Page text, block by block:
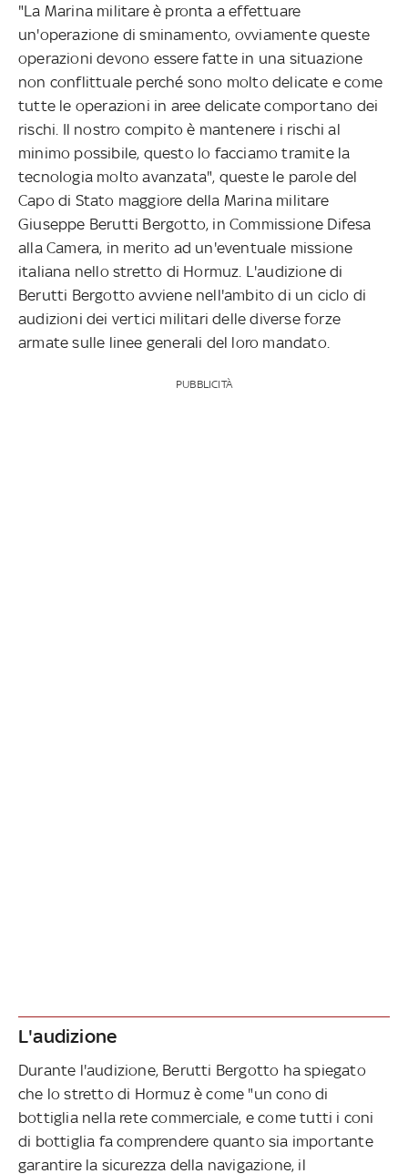
"La Marina militare è pronta a effettuare
un'operazione di sminamento, ovviamente queste
operazioni devono essere fatte in una situazione
non conflittuale perché sono molto delicate e come
tutte le operazioni in aree delicate comportano dei
rischi. Il nostro compito è mantenere i rischi al
minimo possibile, questo lo facciamo tramite la
tecnologia molto avanzata", queste le parole del
Capo di Stato maggiore della Marina militare
Giuseppe Berutti Bergotto, in Commissione Difesa
alla Camera, in merito ad un'eventuale missione
italiana nello stretto di Hormuz. L'audizione di
Berutti Bergotto avviene nell'ambito di un ciclo di
audizioni dei vertici militari delle diverse forze
armate sulle linee generali del loro mandato.
PUBBLICITÀ
L'audizione
Durante l'audizione, Berutti Bergotto ha spiegato
che lo stretto di Hormuz è come "un cono di
bottiglia nella rete commerciale, e come tutti i coni
di bottiglia fa comprendere quanto sia importante
garantire la sicurezza della navigazione, il